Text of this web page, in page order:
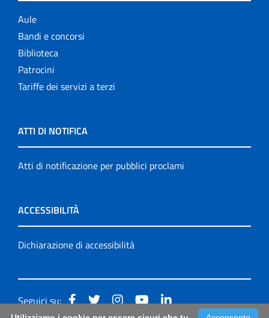
Aule
Bandi e concorsi
Biblioteca
Patrocini
Tariffe dei servizi a terzi
ATTI DI NOTIFICA
Atti di notificazione per pubblici proclami
ACCESSIBILITÀ
Dichiarazione di accessibilità
Seguici su: